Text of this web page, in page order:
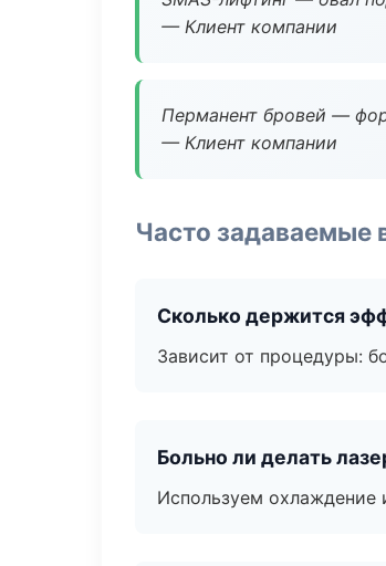
— Клиент компании
Перманент бровей —
— Клиент компании
Часто задаваемые
Сколько держится
Зависит от процедуры:
Больно ли делать
Используем охлаждение